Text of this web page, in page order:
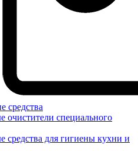
средства
очистители специального
средства для гигиены кухни и